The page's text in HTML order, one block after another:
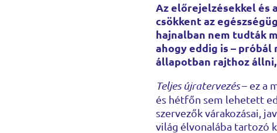
Az előrejelzésekkel és
csökkent az
hajnalban nem tudták
ahogy eddig is –
állapotban rajthoz
Teljes újratervezés– ez a
és hétfőn sem lehetett
szervezők várakozásai,
világ élvonalába tartozó